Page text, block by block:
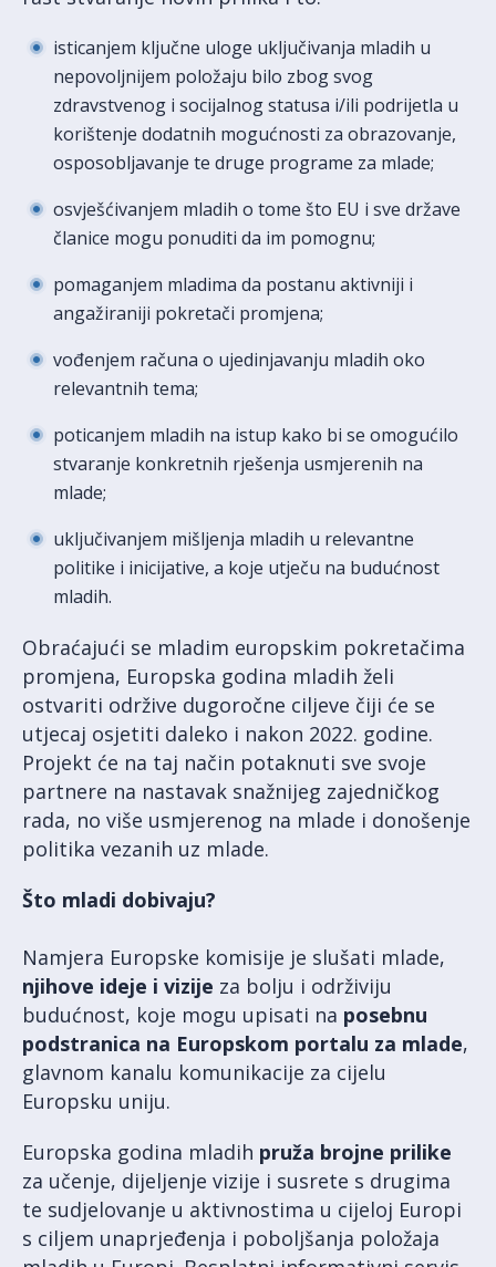
isticanjem ključne uloge uključivanja mladih u
nepovoljnijem položaju bilo zbog svog
zdravstvenog i socijalnog statusa i/ili podrijetla u
korištenje dodatnih mogućnosti za obrazovanje,
osposobljavanje te druge programe za mlade;
osvješćivanjem mladih o tome što EU i sve države
članice mogu ponuditi da im pomognu;
pomaganjem mladima da postanu aktivniji i
angažiraniji pokretači promjena;
vođenjem računa o ujedinjavanju mladih oko
relevantnih tema;
poticanjem mladih na istup kako bi se omogućilo
stvaranje konkretnih rješenja usmjerenih na
mlade;
uključivanjem mišljenja mladih u relevantne
politike i inicijative, a koje utječu na budućnost
mladih.
Obraćajući se mladim europskim pokretačima
promjena, Europska godina mladih želi
ostvariti održive dugoročne ciljeve čiji će se
utjecaj osjetiti daleko i nakon 2022. godine.
Projekt će na taj način potaknuti sve svoje
partnere na nastavak snažnijeg zajedničkog
rada, no više usmjerenog na mlade i donošenje
politika vezanih uz mlade.
Što mladi dobivaju?
Namjera Europske komisije je slušati mlade,
njihove ideje i vizije za bolju i održiviju
budućnost, koje mogu upisati na posebnu
podstranica na Europskom portalu za mlade,
glavnom kanalu komunikacije za cijelu
Europsku uniju.
Europska godina mladih pruža brojne prilike
za učenje, dijeljenje vizije i susrete s drugima
te sudjelovanje u aktivnostima u cijeloj Europi
s ciljem unaprjeđenja i poboljšanja položaja